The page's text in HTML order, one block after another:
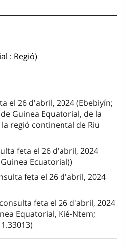
: Regió)
el 26 d'abril, 2024 (Ebebiyín;
Guinea Equatorial, de la
regió continental de Riu
feta el 26 d'abril, 2024
Ecuatorial))
feta el 26 d'abril, 2024
feta el 26 d'abril, 2024
Equatorial, Kié-Ntem;